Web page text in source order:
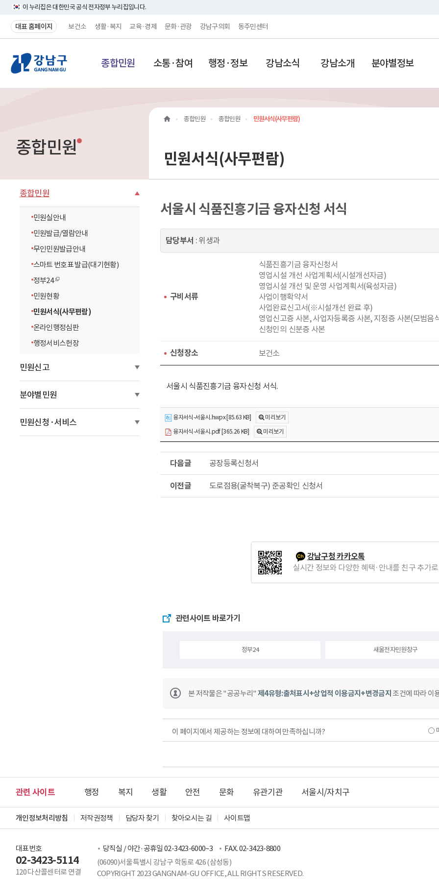
이 누리집은 대한민국 공식 전자정부 누리집입니다.
대표 홈페이지 보건소 생활·복지 교육·경제 문화·관광 강남구의회 동주민센터
강
남
페
이
지
메
종합민원 소통·참여 행정·정보 강남소식 강남소개 분야별정보
종합민원
종합민원
민원실안내
민원발급/열람안내
무인민원발급안내
스마트 번호표 발급(대기현황)
정부24
민원현황
민원서식(사무편람)
온라인행정심판
행정서비스헌장
민원신고
분야별민원
민원신청·서비스
종합민원 종합민원 민원서식(사무편람)
민원서식(사무편람)
서울시 식품진흥기금 융자신청 서식
담당부서 : 위생과
구비서류
식품진흥기금 융자신청서
영업시설 개선 사업계획서(시설개선자금)
영업시설 개선 및 운영 사업계획서(육성자금)
사업이행확약서
사업완료신고서(※시설개선 완료 후)
영업신고증 사본, 사업자등록증 사본, 지정증 사본(모범음
신청인의 신분증 사본
신청장소 보건소
서울시 식품진흥기금 융자신청 서식.
융자서식-서울시.hwpx [85.63 KB]
미리보기
융자서식-서울시.pdf [365.26 KB]
미리보기
글
공장등록신청서
글
도로점용(굴착복구) 준공확인 신청서
강남구청 카카오톡
실시간 정보와 다양한 혜택·안내를 친구 추가
관련사이트 바로가기
정부24 새올전자민원창구
본 저작물은 "공공누리" 제4유형:출처표시+상업적 이용금지+변경금지조건에 따라 이
이 페이지에서 제공하는 정보에 대하여 만족하십니까?
관련 사이트 행정 복지 생활 안전 문화 유관기관 서울시/자치구
개인정보처리방침 저작권정책 담당자 찾기 찾아오시는 길 사이트맵
대표번호
02-3423-5114
120 다산콜센터로 연결
당직실 / 야간·공휴일 02-3423-6000~3
FAX. 02-3423-8800
(06090)서울특별시 강남구 학동로 426 (삼성동)
COPYRIGHT 2023 GANGNAM-GU OFFICE, ALL RIGHTS RESERVED.